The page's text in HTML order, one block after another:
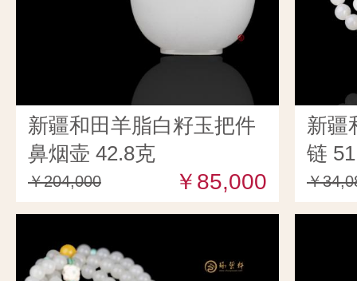
新疆和田羊脂白籽玉把件
鼻烟壶 42.8克
￥204,000 ￥85,000
新疆
链
￥